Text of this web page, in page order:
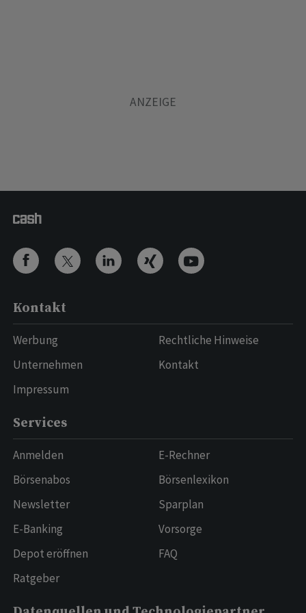
Kontakt
Werbung
Unternehmen
Impressum
Rechtliche Hinweise
Kontakt
Services
Anmelden
Börsenabos
Newsletter
E-Banking
Depot eröffnen
Ratgeber
E-Rechner
Börsenlexikon
Sparplan
Vorsorge
FAQ